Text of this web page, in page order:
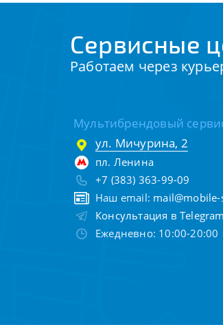
Сервисные
Работаем через
Мультибрендовый
ул. Мичурина, 2
пл. Ленина
+7 (383) 363-99-09
Наш email:
Консультация в Telegram
Ежедневно: 10:00-20:00